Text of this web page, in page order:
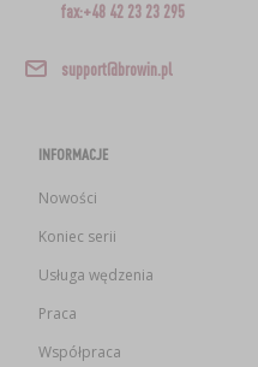
fax:+48 42 23 23 295
support@browin.pl
INFORMACJE
Nowości
Koniec serii
Usługa wędzenia
Praca
Współpraca